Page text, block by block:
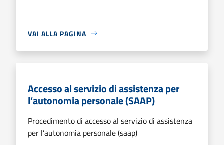
VAI ALLA PAGINA
Accesso al servizio di assistenza per
l’autonomia personale (SAAP)
Procedimento di accesso al servizio di assistenza
per l’autonomia personale (saap)